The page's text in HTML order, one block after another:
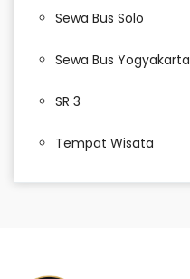
Sewa Bus Solo
Sewa Bus Yogyakarta
SR 3
Tempat Wisata